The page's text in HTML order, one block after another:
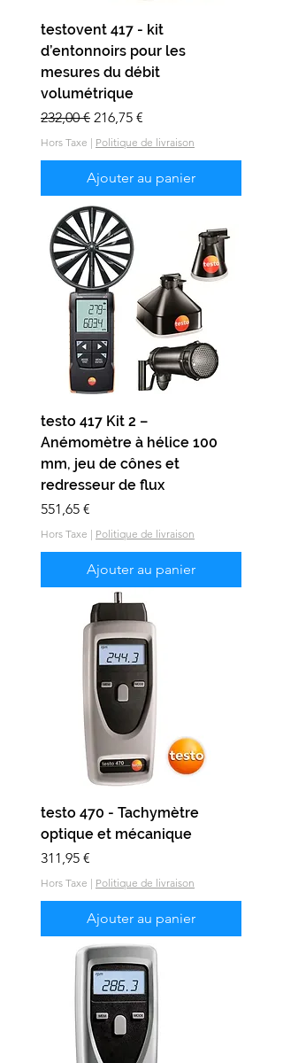
testovent 417 - kit
d’entonnoirs pour les
mesures du débit
volumétrique
Prix original
232,00 € Prix promotionnel
216,75 €
Hors Taxe | Politique de livraison
Ajouter au panier
testo 417 Kit 2 –
Anémomètre à hélice 100
mm, jeu de cônes et
redresseur de flux
Prix
551,65 €
Hors Taxe | Politique de livraison
Ajouter au panier
testo 470 - Tachymètre
optique et mécanique
Prix
311,95 €
Hors Taxe | Politique de livraison
Ajouter au panier